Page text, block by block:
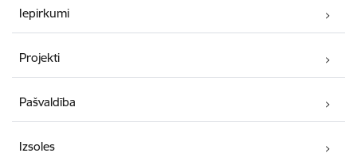
Iepirkumi
Projekti
Pašvaldība
Izsoles